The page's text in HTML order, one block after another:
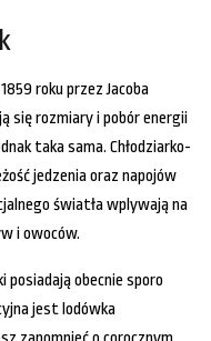
roku przez Jacoba
się rozmiary i pobór energii
taka sama. Chłodziarko-
jedzenia oraz napojów
światła wplywają na
i owoców.
posiadają obecnie sporo
jest lodówka